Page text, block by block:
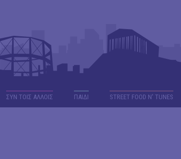
ΣΥΝ ΤΟΙΣ ΑΛΛΟΙΣ ΠΑΙΔΙ STREET FOOD N' TUNES